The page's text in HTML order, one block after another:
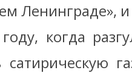
Ленинграде»,
когда
сатирическую